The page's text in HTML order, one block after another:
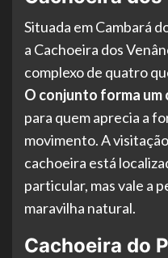
Situada em Cambará
a Cachoeira dos
complexo de quatro
O conjunto forma um
para quem aprecia a
movimento. A
cachoeira está
particular, mas vale a
maravilha natural.
Cachoeira do